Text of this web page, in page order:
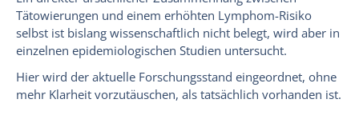
Tätowierungen und einem erhöhten Lymphom-Risiko
selbst ist bislang wissenschaftlich nicht belegt, wird aber in
einzelnen epidemiologischen Studien untersucht.
Hier wird der aktuelle Forschungsstand eingeordnet, ohne
mehr Klarheit vorzutäuschen, als tatsächlich vorhanden ist.